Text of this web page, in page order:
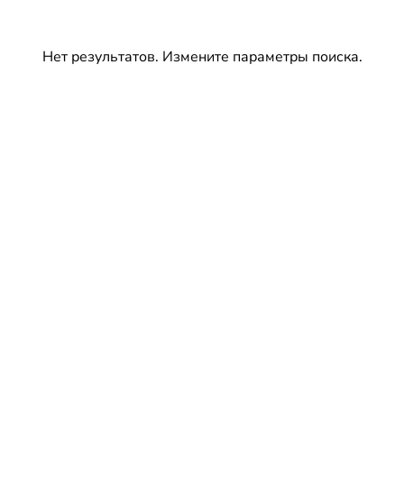
Нет результатов. Измените параметры поиска.